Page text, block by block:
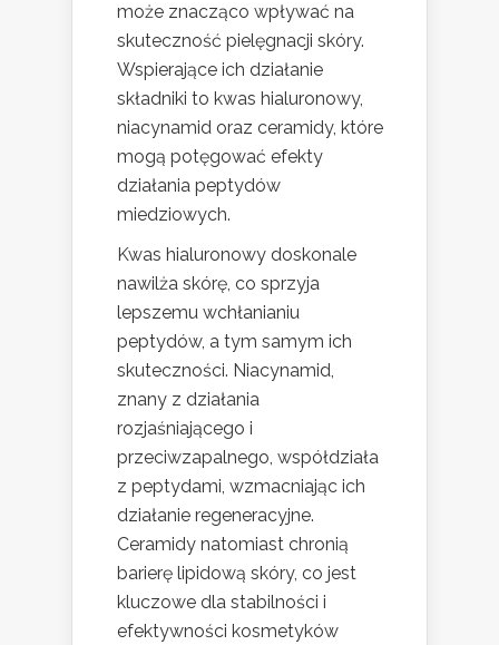
może znacząco wpływać na
skuteczność pielęgnacji skóry.
Wspierające ich działanie
składniki to kwas hialuronowy,
niacynamid oraz ceramidy, które
mogą potęgować efekty
działania peptydów
miedziowych.
Kwas hialuronowy doskonale
nawilża skórę, co sprzyja
lepszemu wchłanianiu
peptydów, a tym samym ich
skuteczności. Niacynamid,
znany z działania
rozjaśniającego i
przeciwzapalnego, współdziała
z peptydami, wzmacniając ich
działanie regeneracyjne.
Ceramidy natomiast chronią
barierę lipidową skóry, co jest
kluczowe dla stabilności i
efektywności kosmetyków